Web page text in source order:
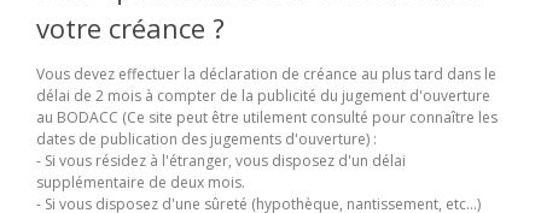
votre créance ?
Vous devez effectuer la déclaration de créance au plus tard dans le
délai de 2 mois à compter de la publicité du jugement d'ouverture
au BODACC (Ce site peut être utilement consulté pour connaître les
dates de publication des jugements d'ouverture) :
- Si vous résidez à l'étranger, vous disposez d'un délai
supplémentaire de deux mois.
- Si vous disposez d'une sûreté (hypothèque, nantissement, etc...)